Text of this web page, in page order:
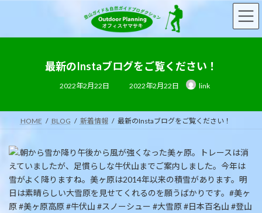
ン
プ
ー
動
最新のInstaブログをご覧ください！
2022年2月22日
終
時
:
2022年2月22日 link
HOME BLOG 新着情報 最新のInstaブログをご覧ください！